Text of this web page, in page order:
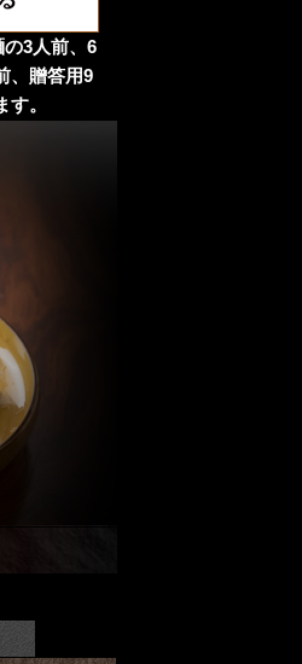
3人前、6
、贈答用9
。